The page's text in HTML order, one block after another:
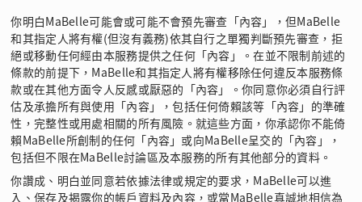
你明白MaBelle可能會或可能不會預先審查「內容」，但MaBelle
和其指定人將有權(但沒有義務)依其自行之單獨判斷預先審查，拒
絕或移動任何經由本服務提供之任何「內容」。在並不限制前述的
條款的前提下，MaBelle和其指定人將有權移除任何違反本服務條
款或在其他方面令人反感或厭惡的「內容」。你同意你必須自行評
估及承擔所有與使用「內容」，包括任何倚賴該等「內容」的準確
性，完整性或用處相關的所有風險。就這些方面，你承認你不能倚
賴MaBelle所創制的任何「內容」或向MaBelle呈交的「內容」，
包括但不限在MaBelle討論區及本服務的所有其他部分的資料。
你讚成、明白並同意若依據法律或規定的要求，MaBelle可以進
入、保存及揭露你的帳戶資料及內容，或當MaBelle真誠地相信為